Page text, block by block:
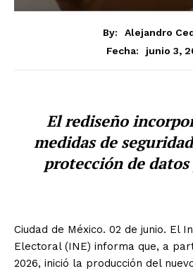
By:
Alejandro
Fecha:
junio 3,
El rediseño
medidas de
protección de
Ciudad de México. 02 de junio. El
Electoral (INE) informa que, a
2026, inició la producción del